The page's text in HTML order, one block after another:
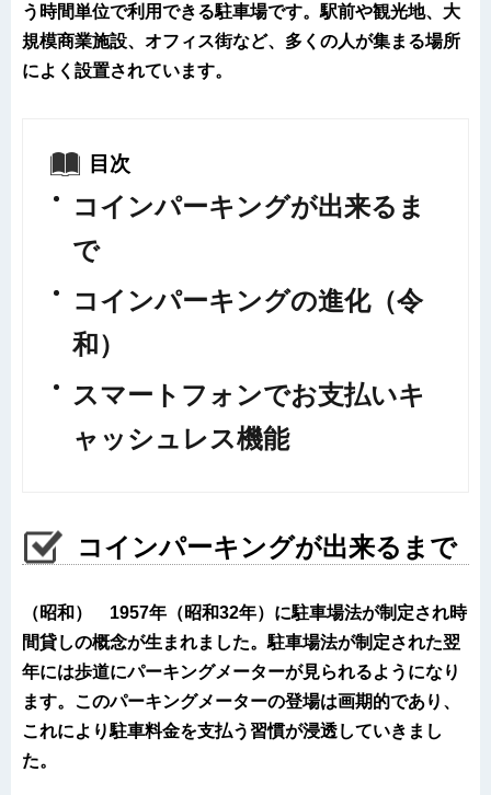
う時間単位で利用できる駐車場です。駅前や観光地、大
規模商業施設、オフィス街など、多くの人が集まる場所
によく設置されています。
目次
コインパーキングが出来るま
で
コインパーキングの進化（令
和）
スマートフォンでお支払いキ
ャッシュレス機能
コインパーキングが出来るまで
（昭和） 1957年（昭和32年）に駐車場法が制定され時
間貸しの概念が生まれました。駐車場法が制定された翌
年には歩道にパーキングメーターが見られるようになり
ます。このパーキングメーターの登場は画期的であり、
これにより駐車料金を支払う習慣が浸透していきまし
た。